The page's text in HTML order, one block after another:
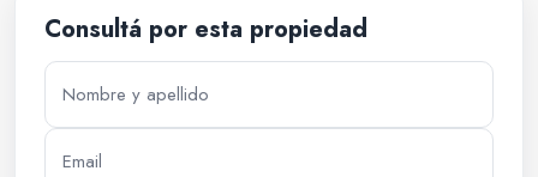
Consultá por esta propiedad